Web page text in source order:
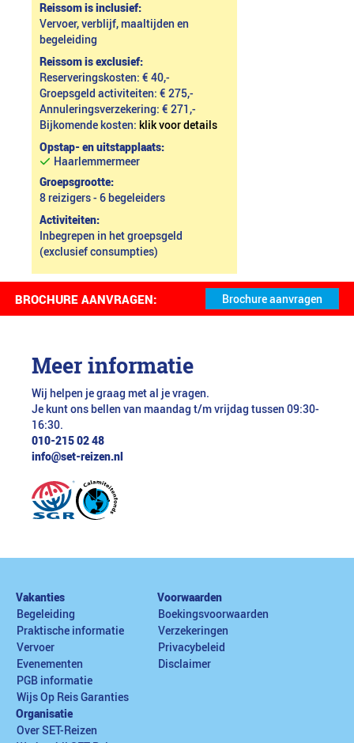
Reissom is inclusief:
Vervoer, verblijf, maaltijden en
begeleiding
Reissom is exclusief:
Reserveringskosten: € 40,-
Groepsgeld activiteiten: € 275,-
Annuleringsverzekering: € 271,-
Bijkomende kosten: klik voor details
Opstap- en uitstapplaats:
Haarlemmermeer
Groepsgrootte:
8 reizigers - 6 begeleiders
Activiteiten:
Inbegrepen in het groepsgeld
(exclusief consumpties)
BROCHURE AANVRAGEN:
Meer informatie
Wij helpen je graag met al je vragen.
Je kunt ons bellen van maandag t/m vrijdag tussen 09:30-
16:30.
010-215 02 48
info@set-reizen.nl
Vakanties
Begeleiding
Praktische informatie
Vervoer
Evenementen
PGB informatie
Wijs Op Reis Garanties
Voorwaarden
Boekingsvoorwaarden
Verzekeringen
Privacybeleid
Disclaimer
Organisatie
Over SET-Reizen